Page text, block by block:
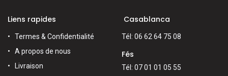
Liens rapides
Termes & Confidentialité
A propos de nous
Livraison
Casablanca
Tél: 06 62 64 75 08
Fés
Tél: 07 01 01 05 55